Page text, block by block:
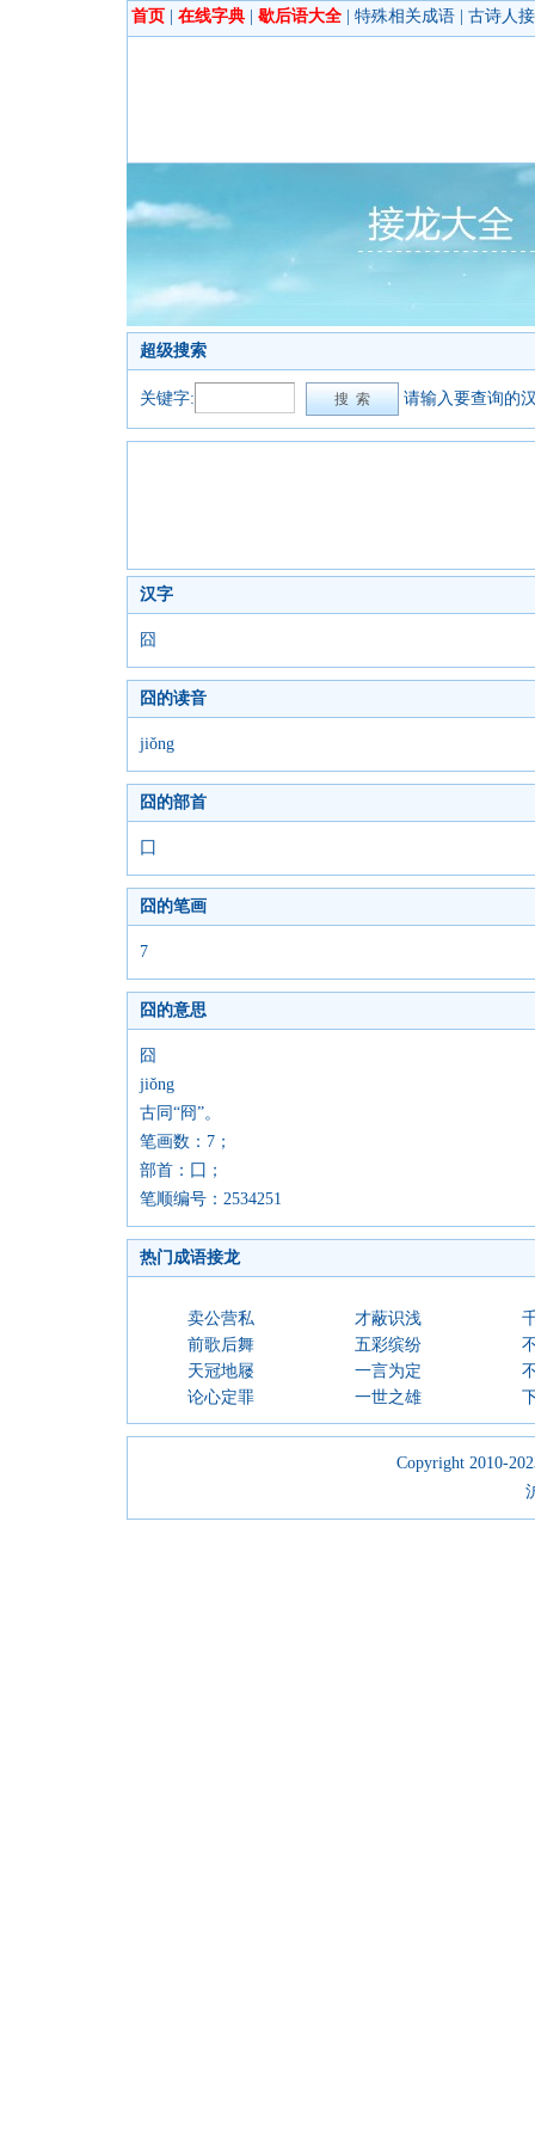
首页 在线字典 歇后语大全 特殊相关成语 古诗人
超级搜索
关键字: 请输入要查询的
汉字
囧
囧的读音
jiǒng
囧的部首
囗
囧的笔画
7
囧的意思
囧
jiǒng
古同“冏”。
笔画数：7；
部首：囗；
笔顺编号：2534251
热门成语接龙
卖公营私 才蔽识浅
前歌后舞
五彩缤纷
天冠地屦
一言为定
论心定罪
一世之雄
Copyright 2010-